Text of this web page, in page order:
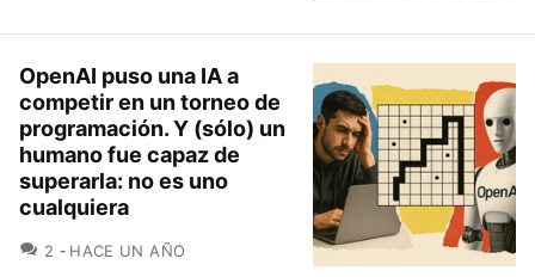
OpenAI puso una IA a
competir en un torneo de
programación. Y (sólo) un
humano fue capaz de
superarla: no es uno
cualquiera
2 COMENTARIOS
HACE UN AÑO